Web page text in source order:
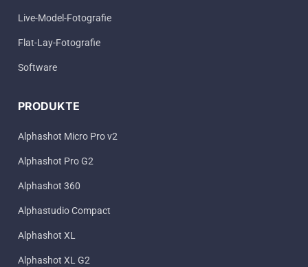
Live-Model-Fotografie
Flat-Lay-Fotografie
Software
PRODUKTE
Alphashot Micro Pro v2
Alphashot Pro G2
Alphashot 360
Alphastudio Compact
Alphashot XL
Alphashot XL G2